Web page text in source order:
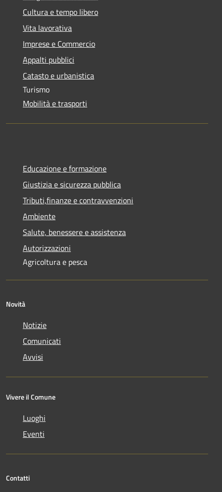
Cultura e tempo libero
Vita lavorativa
Imprese e Commercio
Appalti pubblici
Catasto e urbanistica
Turismo
Mobilità e trasporti
Educazione e formazione
Giustizia e sicurezza pubblica
Tributi,finanze e contravvenzioni
Ambiente
Salute, benessere e assistenza
Autorizzazioni
Agricoltura e pesca
Novità
Notizie
Comunicati
Avvisi
Vivere il Comune
Luoghi
Eventi
Contatti